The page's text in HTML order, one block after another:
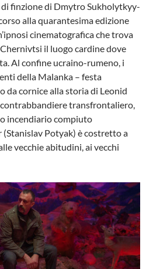
di finzione di Dmytro Sukholytkyy-
alla quarantesima edizione
cinematografica che trova
il luogo cardine dove
Al confine ucraino-rumeno, i
della Malanka – festa
da cornice alla storia di Leonid
transfrontaliero,
incendiario compiuto
(Stanislav Potyak) è costretto a
vecchie abitudini, ai vecchi